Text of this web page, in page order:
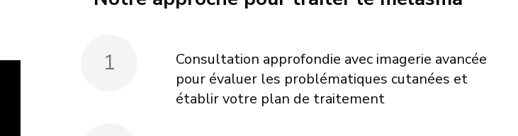
1
Consultation approfondie avec imagerie avancée
pour évaluer les problématiques cutanées et
établir votre plan de traitement